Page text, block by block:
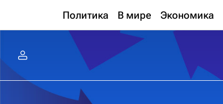
Политика В мире Экономика